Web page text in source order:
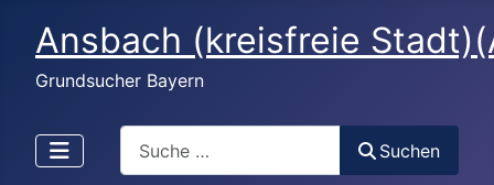
Ansbach (kreisfreie
Grundsucher Bayern
Suchen